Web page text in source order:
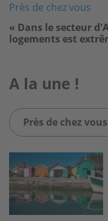
Près de chez vous
« Dans le secteur
logements est
A la une !
Près de chez